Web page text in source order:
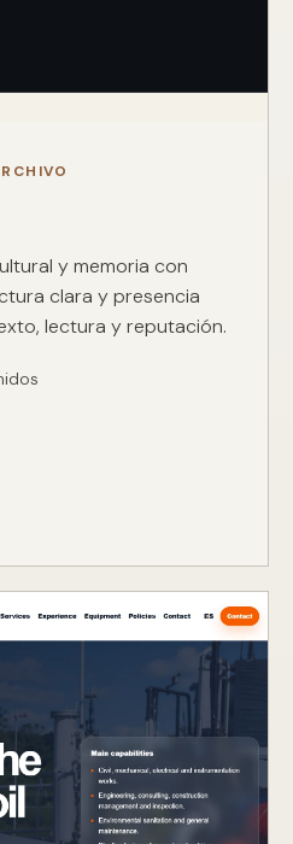
y memoria con
clara y presencia
lectura y reputación.